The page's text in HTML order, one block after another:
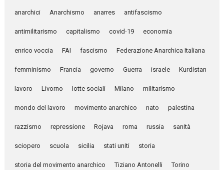
anarchici Anarchismo anarres antifascismo
antimilitarismo capitalismo covid-19 economia
enrico voccia FAI fascismo Federazione Anarchica Italiana
femminismo Francia governo Guerra israele Kurdistan
lavoro Livorno lotte sociali Milano militarismo
mondo del lavoro movimento anarchico nato palestina
razzismo repressione Rojava roma russia sanità
sciopero scuola sicilia stati uniti storia
storia del movimento anarchico Tiziano Antonelli Torino